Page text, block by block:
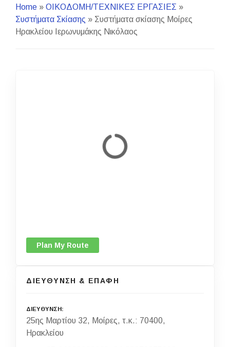
Home » ΟΙΚΟΔΟΜΗ/ΤΕΧΝΙΚΕΣ ΕΡΓΑΣΙΕΣ »
Συστήματα Σκίασης » Συστήματα σκίασης Μοίρες
Ηρακλείου Ιερωνυμάκης Νικόλαος
Plan My Route
ΔΙΕΥΘΥΝΣΗ & ΕΠΑΦΗ
ΔΙΕΥΘΥΝΣΗ
25ης Μαρτίου 32, Μοίρες, τ.κ.: 70400,
Ηρακλείου